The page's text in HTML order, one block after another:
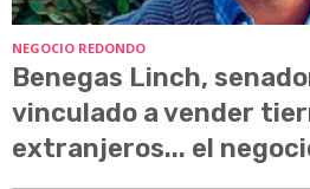
NEGOCIO REDONDO
Benegas Linch,
vinculado a vender
extranjeros... el